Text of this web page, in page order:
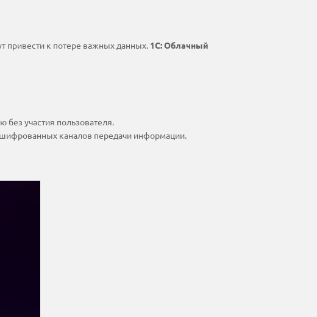
привести к потере важных данных. 1С: Облачный
без участия пользователя.
каналов передачи информации.